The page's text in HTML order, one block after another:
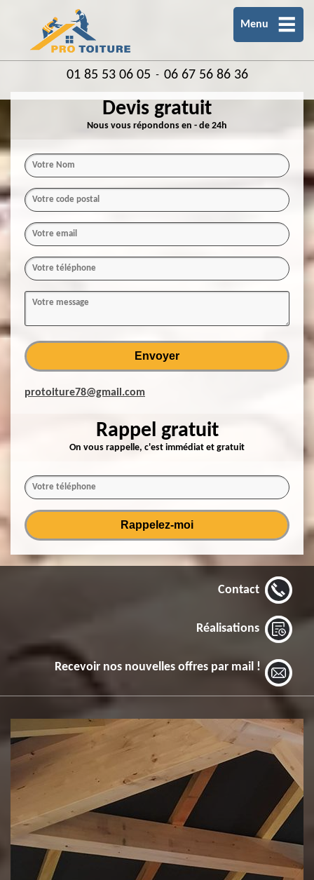
Menu
01 85 53 06 05 - 06 67 56 86 36
Devis gratuit
Nous vous répondons en - de 24h
protoiture78@gmail.com
Rappel gratuit
On vous rappelle, c'est immédiat et gratuit
Contact
Réalisations
Recevoir nos nouvelles offres par mail !